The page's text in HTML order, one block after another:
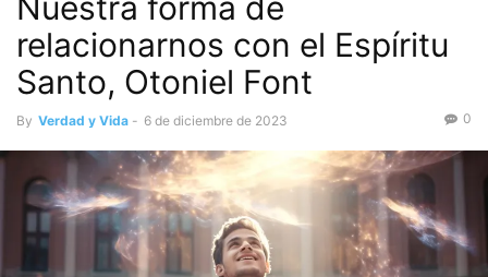
relacionarnos con el Espíritu
Santo, Otoniel Font
By Verdad y Vida - 6 de diciembre de 2023 0